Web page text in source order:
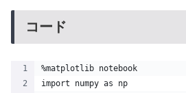
コード
%matplotlib notebook
import numpy as np